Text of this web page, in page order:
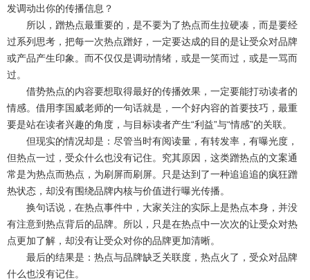
发调动出你的传播信息？
所以，蹭热点最重要的，是不要为了热点而生拉硬凑，而是要经
过系列思考，把每一次热点蹭好，一定要达成的目的是让受众对品牌
或产品产生印象。而不仅仅是调动情绪，或是一笑而过，或是一骂而
过。
借势热点的内容要想取得最好的传播效果，一定要能打动读者的
情感。借用李国威老师的一句话就是，一个好内容的首要技巧，最重
要是站在读者兴趣的角度，与目标读者产生“利益”与“情感”的关联。
但现实的情况却是：尽管当时有阅读量，有转发率，有曝光度，
但热点一过，受众什么也没有记住。究其原因，这类蹭热点的文案通
常是为热点而热点，为刷屏而刷屏。只是达到了一种追追追的疯狂蹭
热状态，却没有围绕品牌内核与价值进行曝光传播。
换句话说，在热点事件中，大家关注的实际上是热点本身，并没
有注意到热点背后的品牌。所以，只是在热点中一次次的让受众对热
点更加了解，却没有让受众对你的品牌更加清晰。
最后的结果是：热点与品牌缺乏关联度，热点火了，受众对品牌
什么也没有记住。